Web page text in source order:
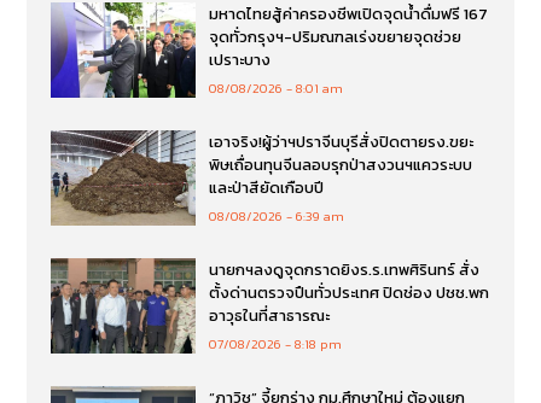
มหาดไทยสู้ค่าครองชีพเปิดจุดน้ำดื่มฟรี 167
จุดทั่วกรุงฯ-ปริมณฑลเร่งขยายจุดช่วย
เปราะบาง
08/08/2026 8:01 am
เอาจริง!ผู้ว่าฯปราจีนบุรีสั่งปิดตายรง.ขยะ
พิษเถื่อนทุนจีนลอบรุกป่าสงวนฯแควระบบ
และป่าสียัดเกือบปี
08/08/2026 6:39 am
นายกฯลงดูจุดกราดยิงร.ร.เทพศิรินทร์ สั่ง
ตั้งด่านตรวจปืนทั่วประเทศ ปิดช่อง ปชช.พก
อาวุธในที่สาธารณะ
07/08/2026 8:18 pm
“ภาวิช” จี้ยกร่าง กม.ศึกษาใหม่ ต้องแยก